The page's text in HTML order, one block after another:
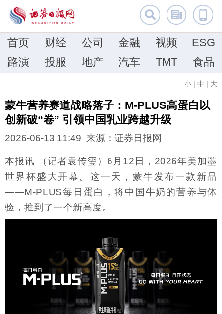
首页 财经 公司 金融 视频
ESG
路演
投服 地产 汽车 TMT 食品
小 | 中 | 大
蒙牛营养赛道战略落子：M-PLUS高蛋白以
创新破“卷” 引领中国乳业跨越升级
2026-06-13 11:49 来源：证券日报网
本报讯 （记者袁传玺）6月12日，2026年美加墨
世界杯盛大开幕。这一天，蒙牛发布一款新品
——M-PLUS每日蛋白，将中国牛奶的营养与体
验，推到了一个新高度。